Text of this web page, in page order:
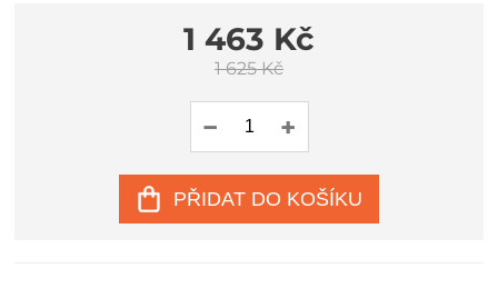
1 463 Kč
1 625 Kč
PŘIDAT DO KOŠÍKU